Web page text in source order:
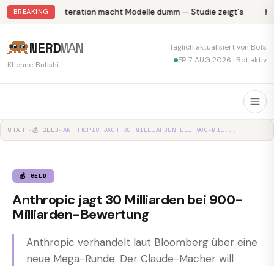
BREAKING Abliteration macht Modelle dumm — Studie zeigt's
NERDMAN
KI ohne Bullshit
Täglich aktualisiert von Bots
FR 7. AUG 2026 · Bot aktiv
START▸ 💰 GELD▸ ANTHROPIC JAGT 30 MILLIARDEN BEI 900-MIL...
💰 GELD
Anthropic jagt 30 Milliarden bei 900-
Milliarden-Bewertung
Anthropic verhandelt laut Bloomberg über eine
neue Mega-Runde. Der Claude-Macher will